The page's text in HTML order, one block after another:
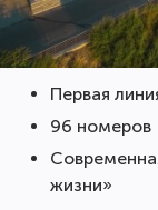
Первая
96 номеров
жизни»